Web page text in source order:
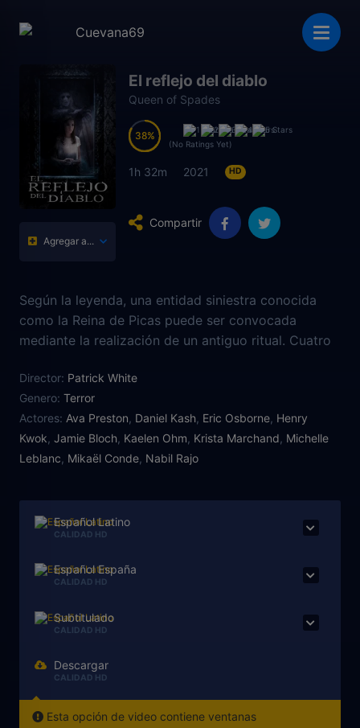
Agregar a...
El reflejo del diablo
Queen of Spades
38
38
(No Ratings Yet)
1h 32m 2021 HD
Compartir
Según la leyenda, una entidad siniestra conocida
como la Reina de Picas puede ser convocada
mediante la realización de un antiguo ritual. Cuatro
nunca pudieron imaginar los horrores que les
aguardan.
Director: Patrick White
Genero: Terror
Actores: Ava Preston Daniel Kash Eric Osborne Henry
Kwok Jamie Bloch Kaelen Ohm Krista Marchand Michelle
Leblanc Mikaël Conde Nabil Rajo
Español Latino
CALIDAD HD
Español España
CALIDAD HD
Subtitulado
CALIDAD HD
Descargar
CALIDAD HD
Esta opción de video contiene ventanas